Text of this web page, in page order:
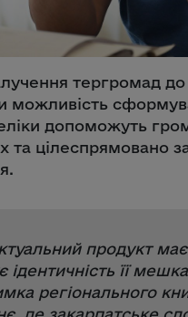
тергромад
можливість
допоможуть
та цілеспрямовано
продукт
її
регіонального